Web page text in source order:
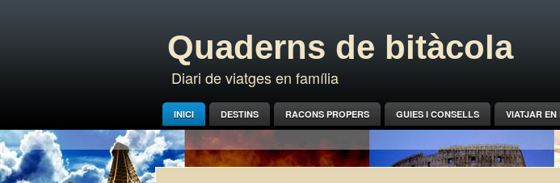
Quaderns de bitàcola
Diari de viatges en família
INICI DESTINS RACONS PROPERS GUIES I CONSELLS VIATJAR EN